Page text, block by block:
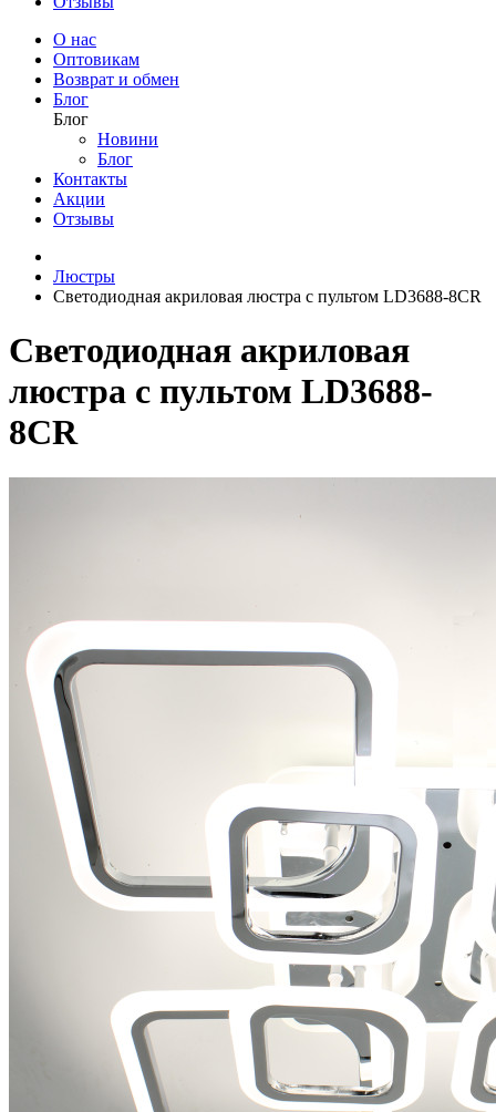
О нас
Оптовикам
Возврат и обмен
Блог
Блог
Новини
Блог
Контакты
Акции
Отзывы
Люстры
Светодиодная акриловая люстра с пультом LD3688-8CR
Светодиодная акриловая
люстра с пультом LD3688-
8CR